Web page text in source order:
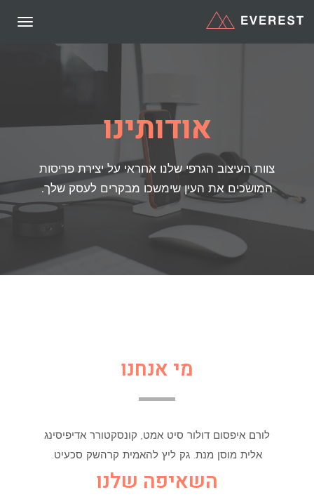
אודותינו
צוות העיצוב הגרפי שלנו אחראי על יצירת פריסות
המושכים את העין שימשכו מבקרים לעסק שלך.
מי אנחנו
לורם איפסום דולור סיט אמט, קונסקטורר אדיפיסינג
אלית מוסן מנת. גק ליץ להאמית קרהשק סכעיט.
השאיפה שלנו